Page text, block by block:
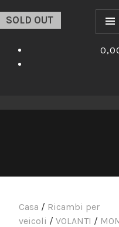
al
Casa / Ricambi per
veicoli / VOLANTI /
SOLD OUT